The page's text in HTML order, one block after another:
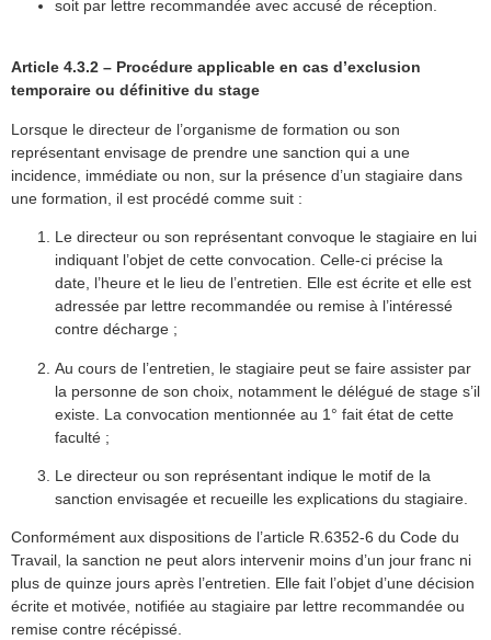
soit par lettre recommandée avec accusé de réception.
Article 4.3.2 – Procédure applicable en cas d’exclusion
temporaire ou définitive du stage
Lorsque le directeur de l’organisme de formation ou son
représentant envisage de prendre une sanction qui a une
incidence, immédiate ou non, sur la présence d’un stagiaire dans
une formation, il est procédé comme suit :
Le directeur ou son représentant convoque le stagiaire en lui
indiquant l’objet de cette convocation. Celle-ci précise la
date, l’heure et le lieu de l’entretien. Elle est écrite et elle est
adressée par lettre recommandée ou remise à l’intéressé
contre décharge ;
Au cours de l’entretien, le stagiaire peut se faire assister par
la personne de son choix, notamment le délégué de stage s’il
existe. La convocation mentionnée au 1° fait état de cette
faculté ;
Le directeur ou son représentant indique le motif de la
sanction envisagée et recueille les explications du stagiaire.
Conformément aux dispositions de l’article R.6352-6 du Code du
Travail, la sanction ne peut alors intervenir moins d’un jour franc ni
plus de quinze jours après l’entretien. Elle fait l’objet d’une décision
écrite et motivée, notifiée au stagiaire par lettre recommandée ou
remise contre récépissé.